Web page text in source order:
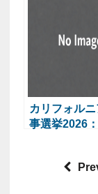
カリフォル
事選挙2026